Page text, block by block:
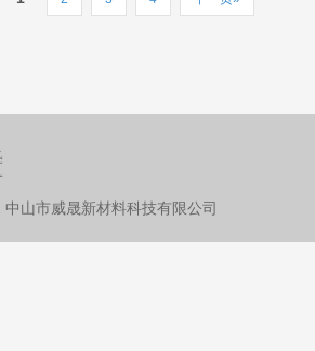
山市威晟新材料科技有限公司